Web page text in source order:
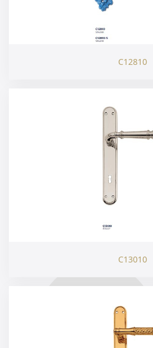
C12810
C13010